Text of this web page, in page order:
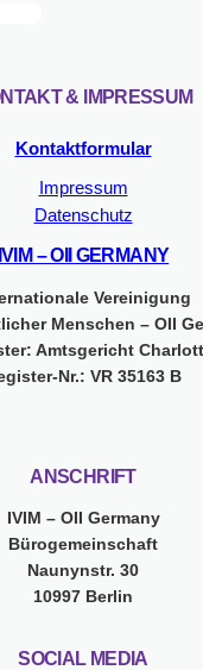
& IMPRESSUM
Kontaktformular
Impressum
Datenschutz
IVIM – OII GERMANY
Vereinigung
Menschen – OII
Amtsgericht
Nr.: VR 35163 B
ANSCHRIFT
IVIM – OII Germany
Bürogemeinschaft
Naunynstr. 30
10997 Berlin
SOCIAL MEDIA